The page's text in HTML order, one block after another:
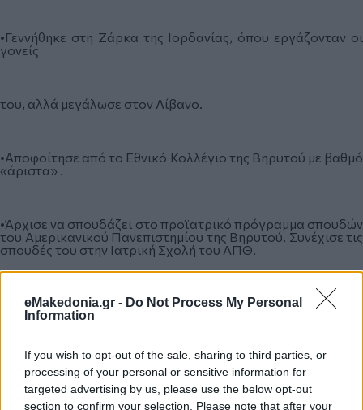
eMakedonia.gr - Do Not Process My Personal
Information
If you wish to opt-out of the sale, sharing to third parties, or
processing of your personal or sensitive information for
targeted advertising by us, please use the below opt-out
section to confirm your selection. Please note that after your
•Γεννήθηκε στη Ζάρκα της Ιορδανίας, όπου εργάζονταν οι
γονείς
του, αλλά μεγάλωσε στον Λίβανο.
•Αποφοίτησε από το Εθνικό Κολλέγιο της Βηρυτού με βαθμό
«άριστα» .
•Άρχισε να σπουδάζει στο προϊατρικό πρόγραμμα σπουδών
του Αμερικανικού Πανεπιστημίου της Βηρυτού. Συνέχισε τις
σπουδές του στην Ιατρική Σχολή του ΑΠΘ.
•Τον Ιούνιο του 1989 απέκτησε τον τίτλο της ορθοπεδικής
ειδικότητας.
•Μιλάει άριστα Αραβικά, Αγγλικά, Γαλλικά και την Ελληνικά.